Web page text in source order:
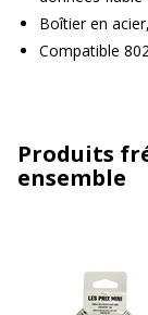
Boîtier en
Compatible
Produits
ensemble